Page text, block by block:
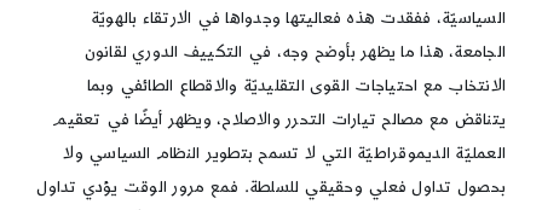
السياسيّة، ففقدت هذه فعاليتها وجدواها في الارتقاء بالهويّة
الجامعة، هذا ما يظهر بأوضح وجه، في التكييف الدوري لقانون
الانتخاب مع احتياجات القوى التقليديّة والاقطاع الطائفي وبما
يتناقض مع مصالح تيارات التحرر والاصلاح، ويظهر أيضًا في تعقيم
العمليّة الديموقراطيّة التي لا تسمح بتطوير النظام السياسي ولا
بحصول تداول فعلي وحقيقي للسلطة. فمع مرور الوقت يؤدي تداول